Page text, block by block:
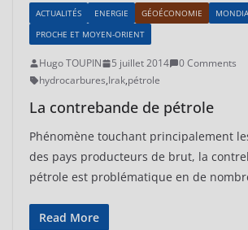
ACTUALITÉS ENERGIE GÉOÉCONOMIE
PROCHE ET MOYEN-ORIENT
Hugo TOUPIN 5 juillet 2014
0 Comments
hydrocarbures,Irak,pétrole
La contrebande de pétrole
Phénomène touchant principalement
des pays producteurs de brut, la
pétrole est problématique en de
Read More